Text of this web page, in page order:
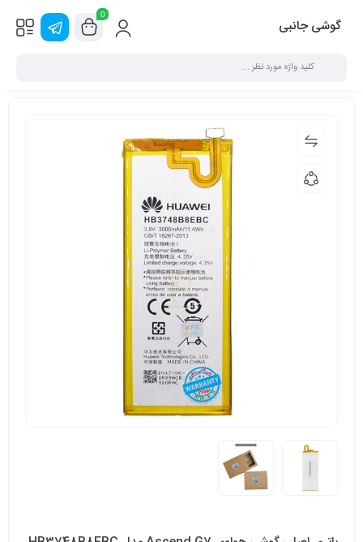
گوشی جانبی
0